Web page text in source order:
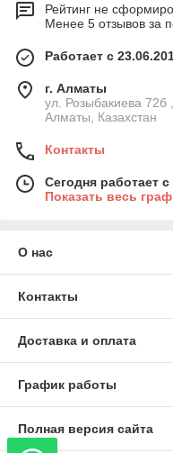
Рейтинг не
Менее 5 отзывов за
Работает с
г. Алматы
ул. Розыбакиева 72б
Алматы, Казахстан
Контакты
Сегодня работает
Показать весь
О нас
Контакты
Доставка и оплата
График работы
Полная версия сайта